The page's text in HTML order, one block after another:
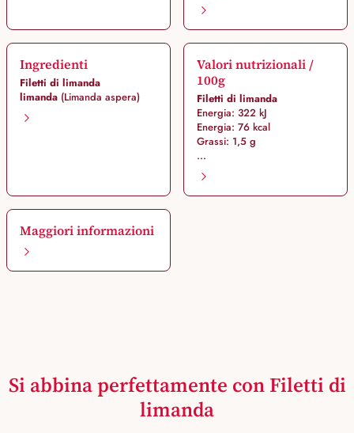
Ingredienti
Filetti di limanda
limanda (Limanda aspera)
Valori nutrizionali /
100g
Filetti di limanda
Energia: 322 kJ
Energia: 76 kcal
Grassi: 1,5 g
...
Maggiori informazioni
Si abbina perfettamente con Filetti di
limanda